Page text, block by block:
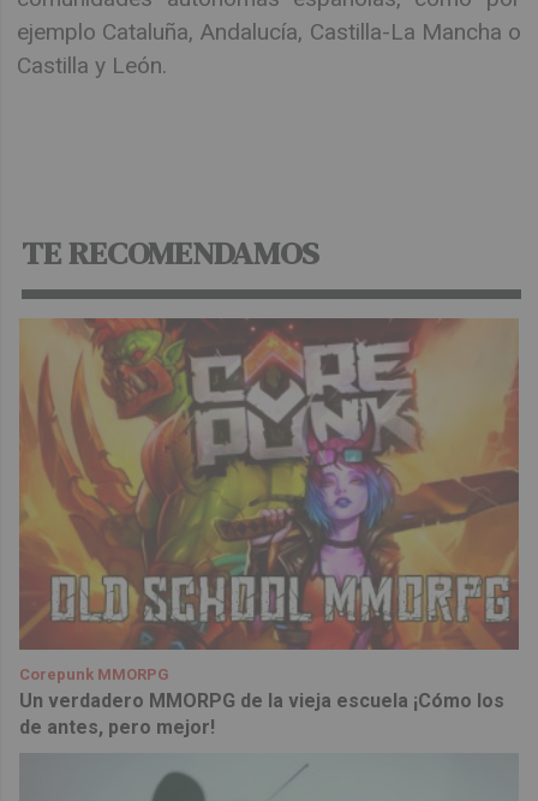
ejemplo Cataluña, Andalucía, Castilla-La Mancha o
Castilla y León.
TE RECOMENDAMOS
Corepunk MMORPG
Un verdadero MMORPG de la vieja escuela ¡Cómo los
de antes, pero mejor!